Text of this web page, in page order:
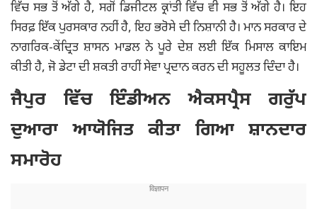
ਵਿੱਚ ਸਭ ਤੋਂ ਅੱਗੇ ਹੈ, ਸਗੋਂ ਡਿਜੀਟਲ ਕ੍ਰਾਂਤੀ ਵਿੱਚ ਵੀ ਸਭ ਤੋਂ ਅੱਗੇ ਹੈ। ਇਹ
ਸਿਰਫ਼ ਇੱਕ ਪੁਰਸਕਾਰ ਨਹੀਂ ਹੈ, ਇਹ ਭਰੋਸੇ ਦੀ ਨਿਸ਼ਾਨੀ ਹੈ। ਮਾਨ ਸਰਕਾਰ ਦੇ
ਨਾਗਰਿਕ-ਕੇਂਦ੍ਰਿਤ ਸ਼ਾਸਨ ਮਾਡਲ ਨੇ ਪੂਰੇ ਦੇਸ਼ ਲਈ ਇੱਕ ਮਿਸਾਲ ਕਾਇਮ
ਕੀਤੀ ਹੈ, ਜੋ ਡੇਟਾ ਦੀ ਸ਼ਕਤੀ ਰਾਹੀਂ ਸੇਵਾ ਪ੍ਰਦਾਨ ਕਰਨ ਦੀ ਸਹੂਲਤ ਦਿੰਦਾ ਹੈ।
ਜੈਪੁਰ ਵਿੱਚ ਇੰਡੀਅਨ ਐਕਸਪ੍ਰੈਸ ਗਰੁੱਪ
ਦੁਆਰਾ ਆਯੋਜਿਤ ਕੀਤਾ ਗਿਆ ਸ਼ਾਨਦਾਰ
ਸਮਾਰੋਹ